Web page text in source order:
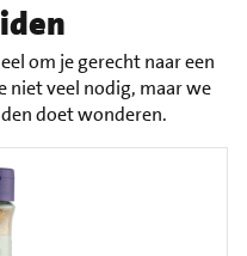
om je gerecht naar een
niet veel nodig, maar we
doet wonderen.